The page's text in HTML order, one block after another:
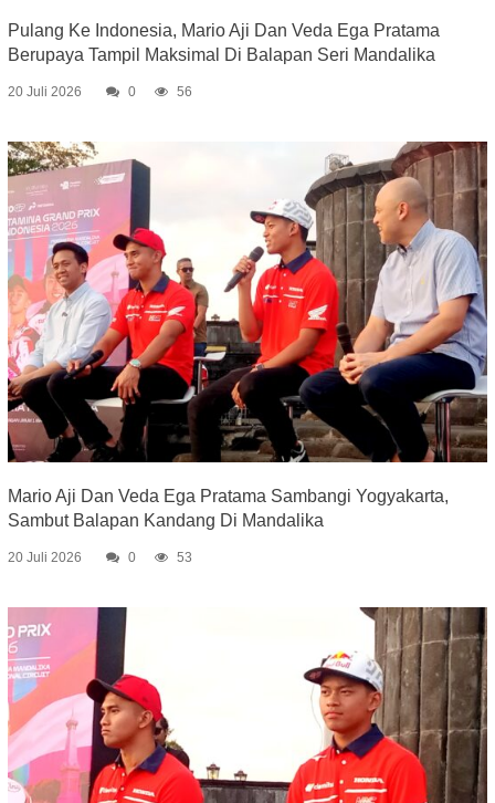
Pulang Ke Indonesia, Mario Aji Dan Veda Ega Pratama
Berupaya Tampil Maksimal Di Balapan Seri Mandalika
20 Juli 2026 0 56
Mario Aji Dan Veda Ega Pratama Sambangi Yogyakarta,
Sambut Balapan Kandang Di Mandalika
20 Juli 2026 0 53